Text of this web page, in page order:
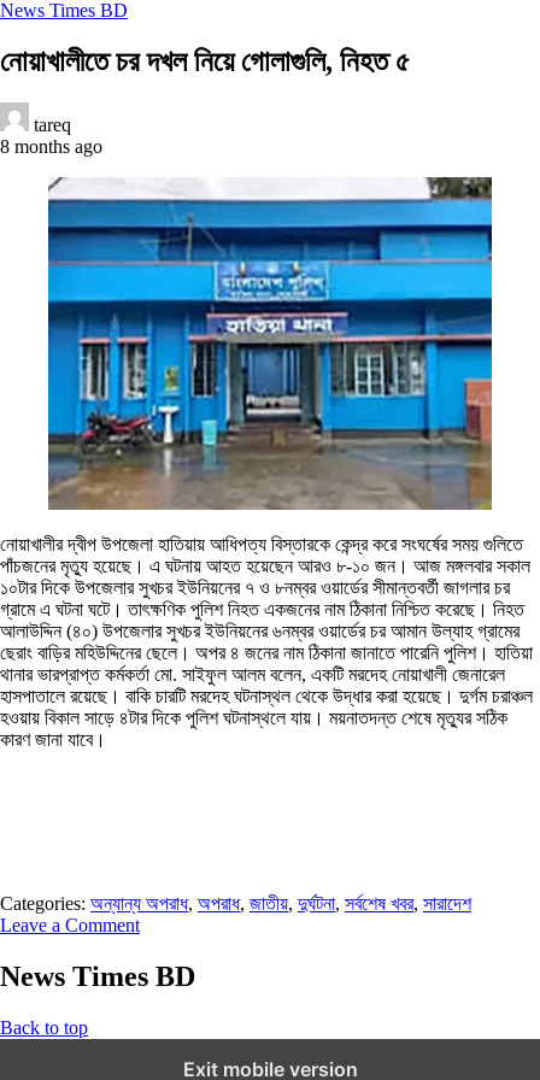
News Times BD
নোয়াখালীতে চর দখল নিয়ে গোলাগুলি, নিহত ৫
tareq
8 months ago
নোয়াখালীর দ্বীপ উপজেলা হাতিয়ায় আধিপত্য বিস্তারকে কেন্দ্র করে সংঘর্ষের সময় গুলিতে
পাঁচজনের মৃত্যু হয়েছে। এ ঘটনায় আহত হয়েছেন আরও ৮-১০ জন। আজ মঙ্গলবার সকাল
১০টার দিকে উপজেলার সুখচর ইউনিয়নের ৭ ও ৮নম্বর ওয়ার্ডের সীমান্তবর্তী জাগলার চর
গ্রামে এ ঘটনা ঘটে। তাৎক্ষণিক পুলিশ নিহত একজনের নাম ঠিকানা নিশ্চিত করেছে। নিহত
আলাউদ্দিন (৪০) উপজেলার সুখচর ইউনিয়নের ৬নম্বর ওয়ার্ডের চর আমান উল্যাহ গ্রামের
ছেরাং বাড়ির মহিউদ্দিনের ছেলে। অপর ৪ জনের নাম ঠিকানা জানাতে পারেনি পুলিশ। হাতিয়া
থানার ভারপ্রাপ্ত কর্মকর্তা মো. সাইফুল আলম বলেন, একটি মরদেহ নোয়াখালী জেনারেল
হাসপাতালে রয়েছে। বাকি চারটি মরদেহ ঘটনাস্থল থেকে উদ্ধার করা হয়েছে। দুর্গম চরাঞ্চল
হওয়ায় বিকাল সাড়ে ৪টার দিকে পুলিশ ঘটনাস্থলে যায়। ময়নাতদন্ত শেষে মৃত্যুর সঠিক
কারণ জানা যাবে।
Categories: অন্যান্য অপরাধ, অপরাধ, জাতীয়, দুর্ঘটনা, সর্বশেষ খবর, সারাদেশ
Leave a Comment
News Times BD
Back to top
Exit mobile version